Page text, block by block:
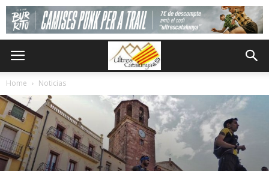
Home Noticias